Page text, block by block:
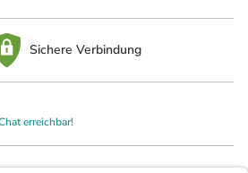
Sichere Verbindung
erreichbar!